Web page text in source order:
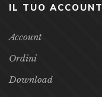
IL TUO ACCOUNT
Account
Ordini
Download